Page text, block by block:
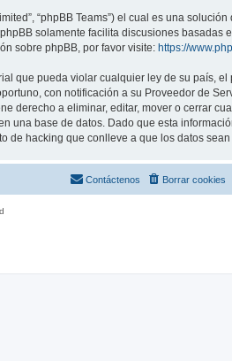
“phpBB Teams”) el cual es una
phpBB solamente facilita discusiones basadas
sobre phpBB, por favor visite: https://
que pueda violar cualquier ley de su país, el
con notificación a su Proveedor de
derecho a eliminar, editar, mover o cerrar
una base de datos. Dado que esta
de hacking que conlleve a que los datos sean
Borrar cookies
Contáctenos